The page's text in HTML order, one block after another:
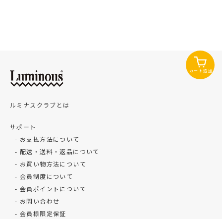
カート追加
ルミナスクラブとは
サポート
お支払方法について
配送・送料・返品について
お買い物方法について
会員制度について
会員ポイントについて
お問い合わせ
会員様限定保証